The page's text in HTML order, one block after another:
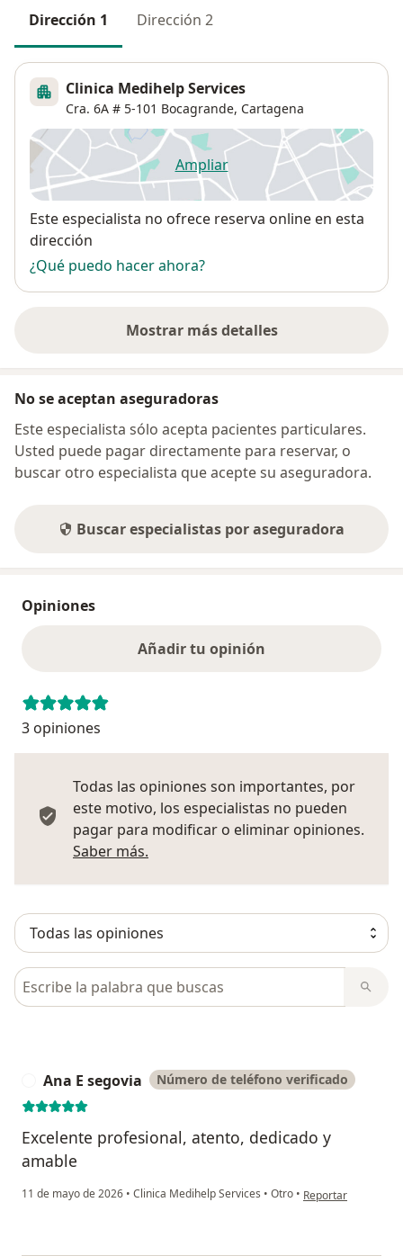
Dirección 1 Dirección 2
Clinica Medihelp Services
Cra. 6A # 5-101 Bocagrande, Cartagena
Ampliarse abre en una nueva
Disponibilidad
Este especialista no ofrece reserva online en esta
dirección
¿Qué puedo hacer ahora?
Mostrar más detalles
sobre la dirección
No se aceptan aseguradoras
Este especialista sólo acepta pacientes particulares.
Usted puede pagar directamente para reservar, o
buscar otro especialista que acepte su aseguradora.
Buscar especialistas por aseguradora
Opiniones
Añadir tu opinión
3 opiniones
Todas las opiniones son importantes, por
este motivo, los especialistas no pueden
pagar para modificar o eliminar opiniones.
Saber más.
Busca en opiniones
Ana E segovia Número de teléfono verificado
Excelente profesional, atento, dedicado y
amable
11 de mayo de 2026 • Clinica Medihelp Services • Otro • en opinión del
Reportar